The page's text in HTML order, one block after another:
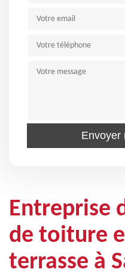
Entreprise
de toiture
terrasse à